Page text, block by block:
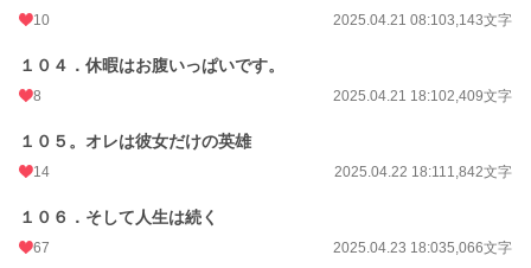
10 2025.04.21 08:103,143文字
１０４．休暇はお腹いっぱいです。
8 2025.04.21 18:102,409文字
１０５。オレは彼女だけの英雄
14 2025.04.22 18:111,842文字
１０６．そして人生は続く
67 2025.04.23 18:035,066文字